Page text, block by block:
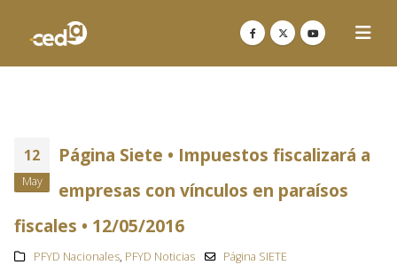
12
May
Página Siete • Impuestos fiscalizará a
empresas con vínculos en paraísos
fiscales • 12/05/2016
PFYD Nacionales, PFYD Noticias
Página SIETE